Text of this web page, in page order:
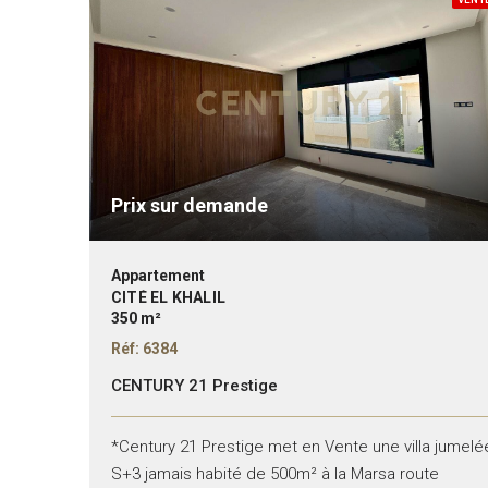
Prix sur demande
Appartement
CITÉ EL KHALIL
350 m²
Réf: 6384
CENTURY 21 Prestige
*Century 21 Prestige met en Vente une villa
S+3 jamais habité de 500m² à la Marsa route